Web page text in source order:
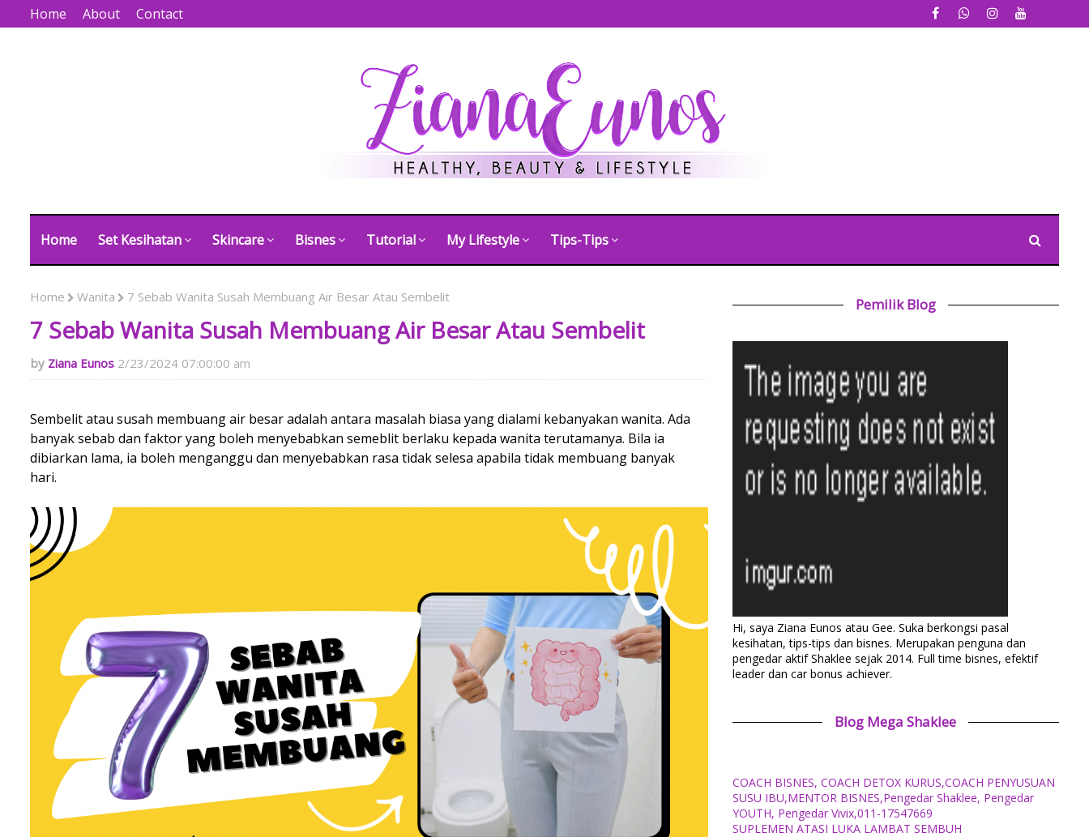
Home About Contact
Home Set Kesihatan Skincare Bisnes Tutorial My Lifestyle Tips-Tips
Home Wanita 7 Sebab Wanita Susah Membuang Air Besar Atau Sembelit
7 Sebab Wanita Susah Membuang Air Besar Atau Sembelit
Ziana Eunos 2/23/2024 07:00:00 am
Sembelit atau susah membuang air besar adalah antara masalah biasa yang dialami kebanyakan wanita. Ada
banyak sebab dan faktor yang boleh menyebabkan semeblit berlaku kepada wanita terutamanya. Bila ia
dibiarkan lama, ia boleh menganggu dan menyebabkan rasa tidak selesa apabila tidak membuang banyak
hari.
Pemilik Blog
Hi, saya Ziana Eunos atau Gee. Suka berkongsi pasal
kesihatan, tips-tips dan bisnes. Merupakan penguna dan
pengedar aktif Shaklee sejak 2014. Full time bisnes, efektif
leader dan car bonus achiever.
Blog Mega Shaklee
COACH BISNES, COACH DETOX KURUS,COACH PENYUSUAN
SUSU IBU,MENTOR BISNES,Pengedar Shaklee, Pengedar
YOUTH, Pengedar Vivix,011-17547669
SUPLEMEN ATASI LUKA LAMBAT SEMBUH